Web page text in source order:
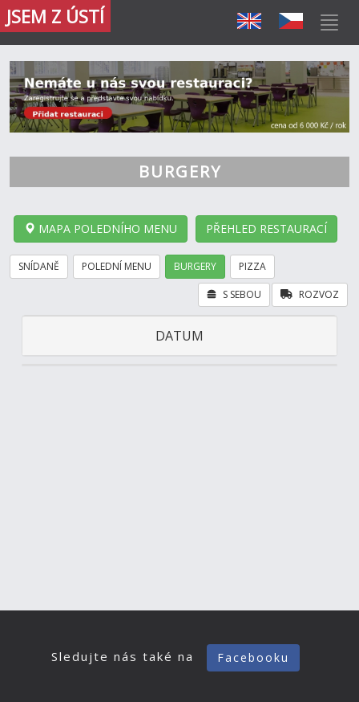
JSEM Z ÚSTÍ
BURGERY
MAPA POLEDNÍHO MENU PŘEHLED RESTAURACÍ
SNÍDANĚ POLEDNÍ MENU BURGERY PIZZA
ROZVOZ
S SEBOU
DATUM
Sledujte nás také na Facebooku